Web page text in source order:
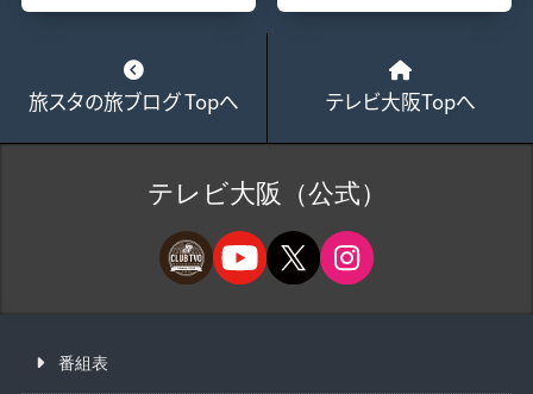
旅スタの旅ブログ Topへ テレビ大阪Topへ
テレビ大阪（公式）
番組表